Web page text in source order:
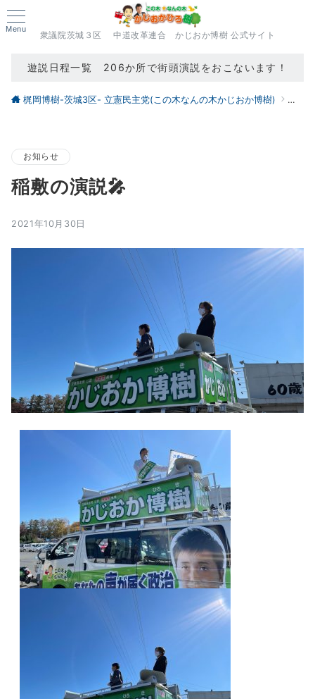
Menu
衆議院茨城３区 中道改革連合 かじおか博樹 公式サイト
遊説日程一覧 206か所で街頭演説をおこないます！
梶岡博樹-茨城3区- 立憲民主党(この木なんの木かじおか博樹) ブロ
お知らせ
稲敷の演説🎤
2021年10月30日